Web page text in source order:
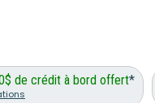
de crédit à bord offert*